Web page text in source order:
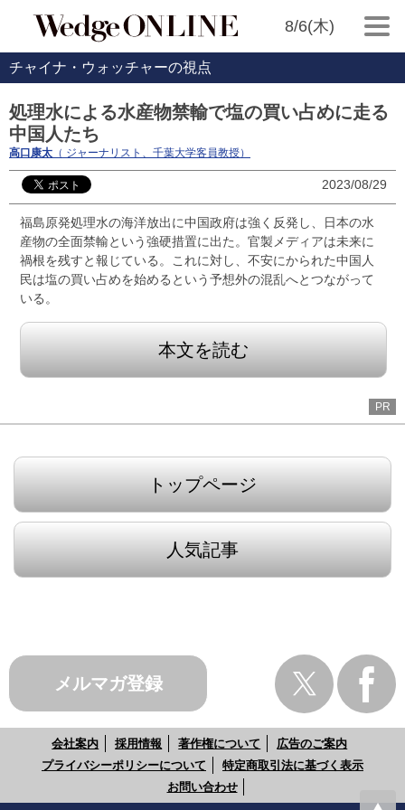
8/6(木)
チャイナ・ウォッチャーの視点
処理水による水産物禁輸で塩の買い占めに走る
中国人たち
高口康太 （ ジャーナリスト、千葉大学客員教授）
2023/08/29
福島原発処理水の海洋放出に中国政府は強く反発し、日本の水
産物の全面禁輸という強硬措置に出た。官製メディアは未来に
禍根を残すと報じている。これに対し、不安にかられた中国人
民は塩の買い占めを始めるという予想外の混乱へとつながって
いる。
本文を読む
PR
トップページ
人気記事
メルマガ登録
会社案内 採用情報 著作権について
広告のご案内
プライバシーポリシーについて
特定商取引法に基づく表示
お問い合わせ